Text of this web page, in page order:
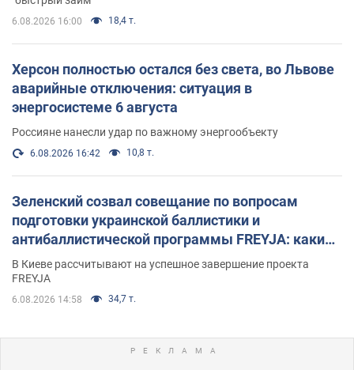
6.08.2026 16:00 18,4 т.
Херсон полностью остался без света, во Львове
аварийные отключения: ситуация в
энергосистеме 6 августа
Россияне нанесли удар по важному энергообъекту
6.08.2026 16:42 10,8 т.
Зеленский созвал совещание по вопросам
подготовки украинской баллистики и
антибаллистической программы FREYJA: какие
решения готовятся
В Киеве рассчитывают на успешное завершение проекта
FREYJA
6.08.2026 14:58 34,7 т.